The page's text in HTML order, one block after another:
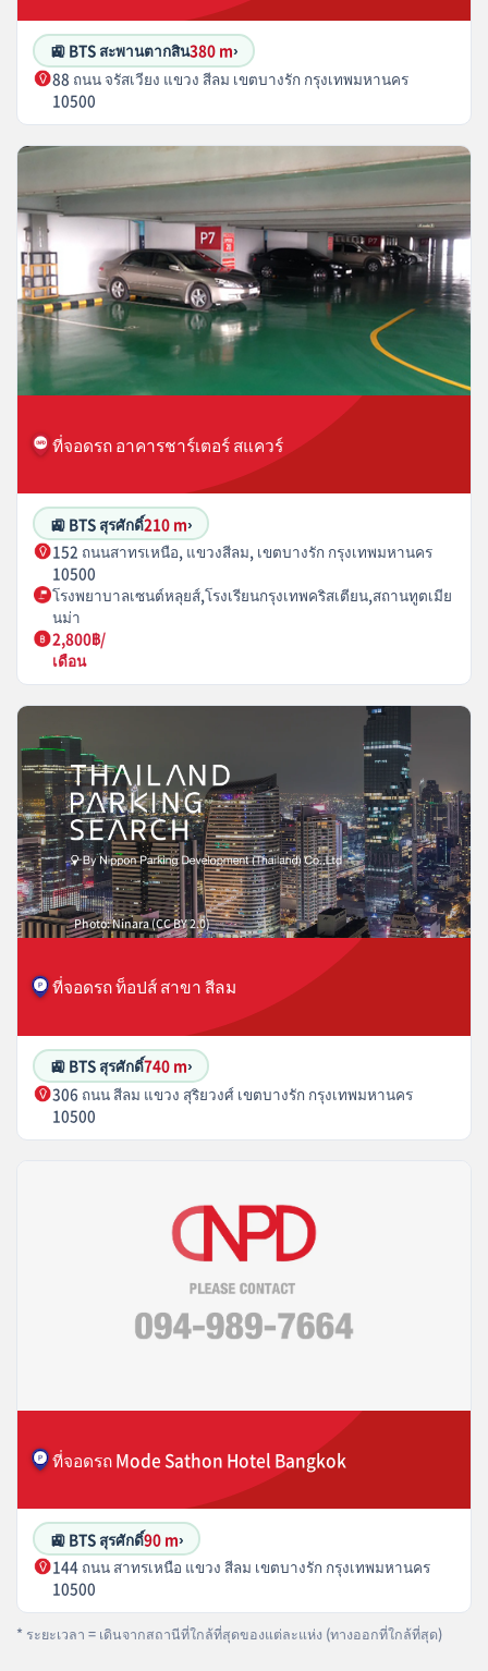
🚉 BTS สะพานตากสิน380 m›
88 ถนน จรัสเวียง แขวง สีลม เขตบางรัก กรุงเทพมหานคร
10500
ที่จอดรถ อาคารชาร์เตอร์ สแควร์
🚉 BTS สุรศักดิ์210 m›
152 ถนนสาทรเหนือ, แขวงสีลม, เขตบางรัก กรุงเทพมหานคร
10500
โรงพยาบาลเซนต์หลุยส์,โรงเรียนกรุงเทพคริสเตียน,สถานทูตเมีย
นม่า
2,800฿/
เดือน
Photo: Ninara (CC BY 2.0)
ที่จอดรถ ท็อปส์ สาขา สีลม
🚉 BTS สุรศักดิ์740 m›
306 ถนน สีลม แขวง สุริยวงศ์ เขตบางรัก กรุงเทพมหานคร
10500
ที่จอดรถ Mode Sathon Hotel Bangkok
🚉 BTS สุรศักดิ์90 m›
144 ถนน สาทรเหนือ แขวง สีลม เขตบางรัก กรุงเทพมหานคร
10500
* ระยะเวลา = เดินจากสถานีที่ใกล้ที่สุดของแต่ละแห่ง (ทางออกที่ใกล้ที่สุด)